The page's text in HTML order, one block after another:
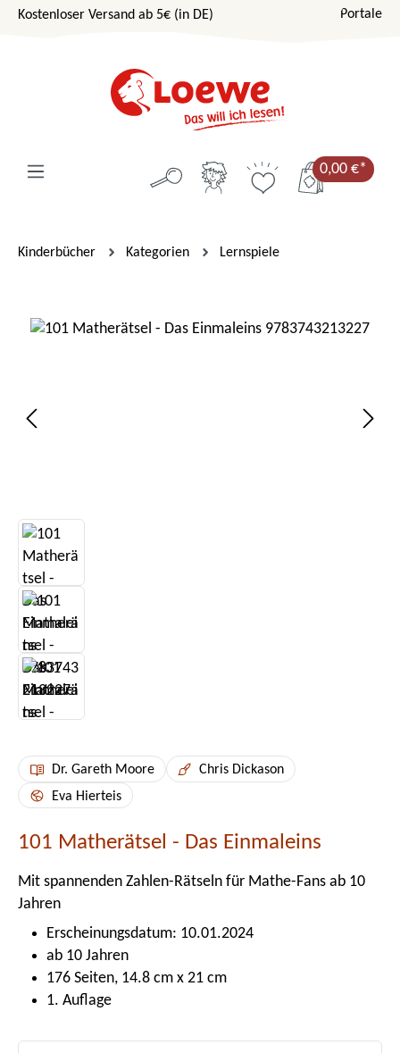
Zum Hauptinhalt springen
Kostenloser Versand ab 5€ (in DE) Portale
0,00 €*
Kinderbücher Kategorien Lernspiele
Bildergalerie überspringen
Dr. Gareth Moore
Chris Dickason
Eva Hierteis
101 Matherätsel - Das Einmaleins
Mit spannenden Zahlen-Rätseln für Mathe-Fans ab 10
Jahren
Erscheinungsdatum: 10.01.2024
ab 10 Jahren
176 Seiten, 14.8 cm x 21 cm
1. Auflage